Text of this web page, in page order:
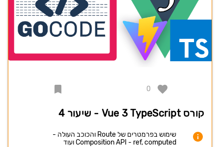
0
קורס Vue 3 TypeScript - שיעור 4
שימוש בפרמטרים של Route והכוכב העולה -
Composition API - ref, computed ועוד